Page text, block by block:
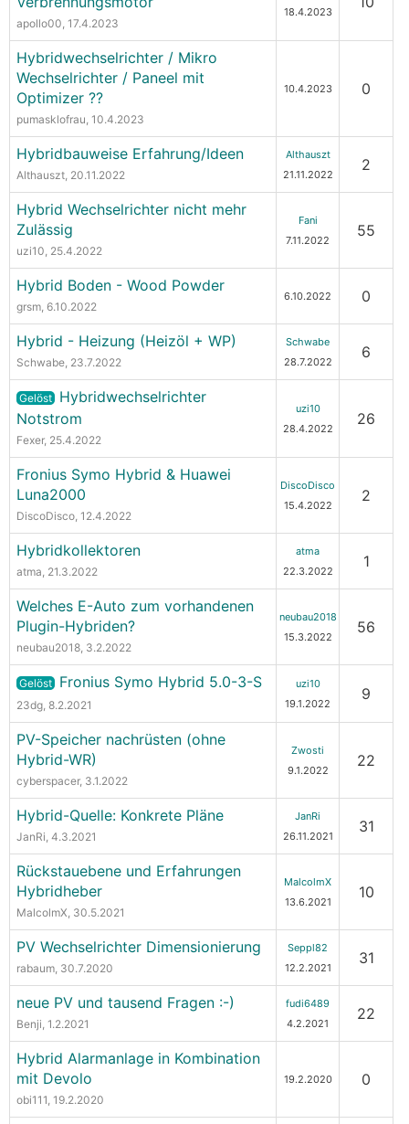
apollo00, 17.4.2023
18.4.2023
Hybridwechselrichter / Mikro
Wechselrichter / Paneel mit
Optimizer ??
pumasklofrau, 10.4.2023
10.4.2023 0
Hybridbauweise Erfahrung/Ideen
Althauszt, 20.11.2022
Althauszt
21.11.2022
2
Hybrid Wechselrichter nicht mehr
Zulässig
uzi10, 25.4.2022
Fani
7.11.2022
55
Hybrid Boden - Wood Powder
grsm, 6.10.2022
6.10.2022 0
Hybrid - Heizung (Heizöl + WP)
Schwabe, 23.7.2022
Schwabe
28.7.2022
6
Gelöst Hybridwechselrichter
Notstrom
Fexer, 25.4.2022
uzi10
28.4.2022
26
Fronius Symo Hybrid & Huawei
Luna2000
DiscoDisco, 12.4.2022
DiscoDisco
15.4.2022
2
Hybridkollektoren
atma, 21.3.2022
atma
22.3.2022
1
Welches E-Auto zum vorhandenen
Plugin-Hybriden?
neubau2018, 3.2.2022
neubau2018
15.3.2022
56
Gelöst Fronius Symo Hybrid 5.0-3-S
23dg, 8.2.2021
uzi10
19.1.2022
9
PV-Speicher nachrüsten (ohne
Hybrid-WR)
cyberspacer, 3.1.2022
Zwosti
9.1.2022
22
Hybrid-Quelle: Konkrete Pläne
JanRi, 4.3.2021
JanRi
26.11.2021
31
Rückstauebene und Erfahrungen
Hybridheber
MalcolmX, 30.5.2021
MalcolmX
13.6.2021
10
PV Wechselrichter Dimensionierung
rabaum, 30.7.2020
Seppl82
12.2.2021
31
neue PV und tausend Fragen :-)
Benji, 1.2.2021
fudi6489
4.2.2021
22
Hybrid Alarmanlage in Kombination
mit Devolo
obi111, 19.2.2020
19.2.2020 0